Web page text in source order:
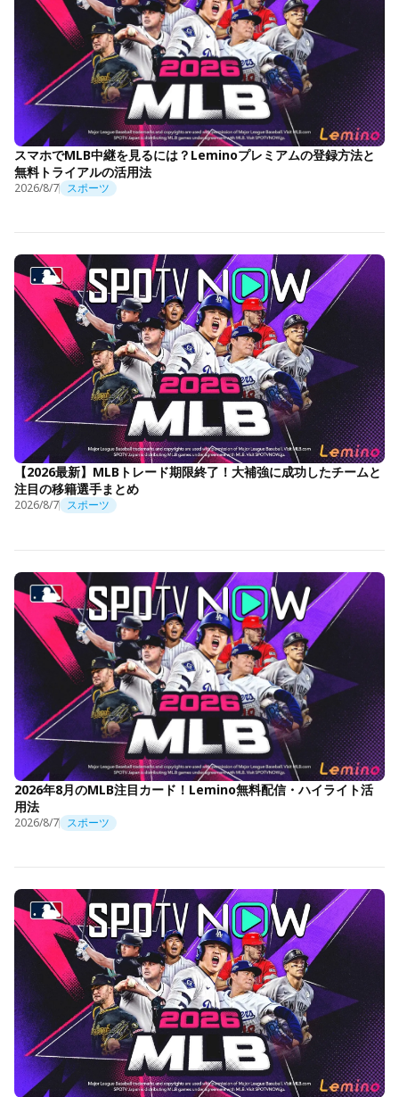
スマホでMLB中継を見るには？Leminoプレミアムの登録方法と
無料トライアルの活用法
2026/8/7 スポーツ
【2026最新】MLBトレード期限終了！大補強に成功したチームと
注目の移籍選手まとめ
2026/8/7 スポーツ
2026年8月のMLB注目カード！Lemino無料配信・ハイライト活
用法
2026/8/7 スポーツ